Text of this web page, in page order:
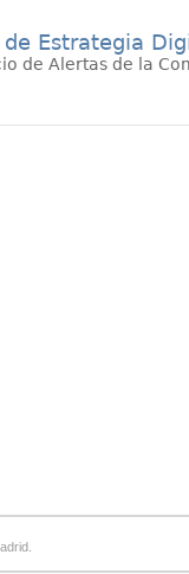
de Estrategia
de Alertas de la